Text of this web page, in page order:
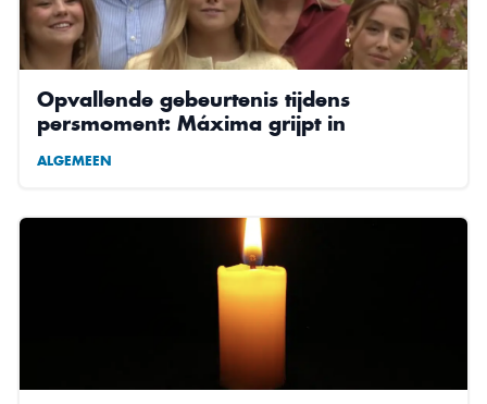
Opvallende gebeurtenis tijdens
persmoment: Máxima grijpt in
ALGEMEEN